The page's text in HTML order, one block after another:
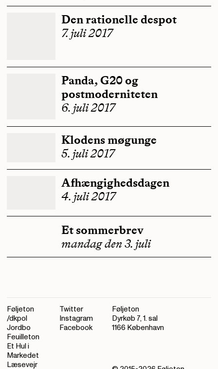
Den rationelle despot
7. juli 2017
Panda, G20 og
postmoderniteten
6. juli 2017
Klodens møgunge
5. juli 2017
Afhængighedsdagen
4. juli 2017
Et sommerbrev
mandag den 3. juli
Føljeton
/dkpol
Jordbo
Feuilleton
Et Hul i
Markedet
Læsevejr
Twitter
Instagram
Facebook
Føljeton
Dyrkøb 7, 1. sal
1166 København